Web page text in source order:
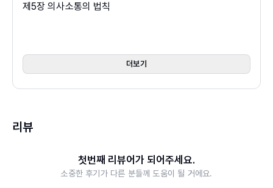
제5장 의사소통의 법칙
제8장 경쟁전략의 법칙(또는 경재우위 확보의 법칙
제9장 사회적 책임 및 윤리경영의 법칙
제10장 신제품 개발의 법칙
제12장 가격의 법칙
제13장 유통경로의 법칙
더보기
리뷰
첫번째 리뷰어가 되어주세요.
소중한 후기가 다른 분들께 도움이 될 거에요.